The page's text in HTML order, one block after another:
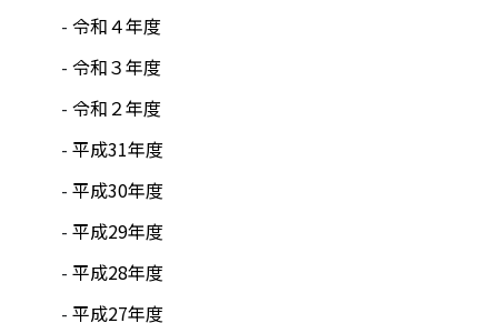
令和４年度
令和３年度
令和２年度
平成31年度
平成30年度
平成29年度
平成28年度
平成27年度